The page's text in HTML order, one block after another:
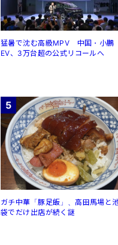
猛暑で沈む高級MPV 中国・小鵬
EV、3万台超の公式リコールへ
5
ガチ中華「豚足飯」、高田馬場と
袋でだけ出店が続く謎